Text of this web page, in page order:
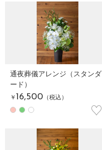
通夜葬儀アレンジ（スタンダ
ード）
￥ 16,500 （税込）
♡